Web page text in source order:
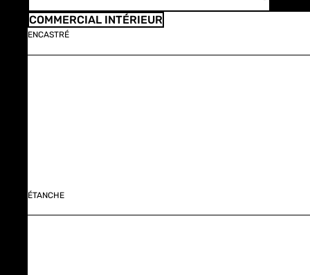
COMMERCIAL INTÉRIEUR
ENCASTRÉ
ÉTANCHE